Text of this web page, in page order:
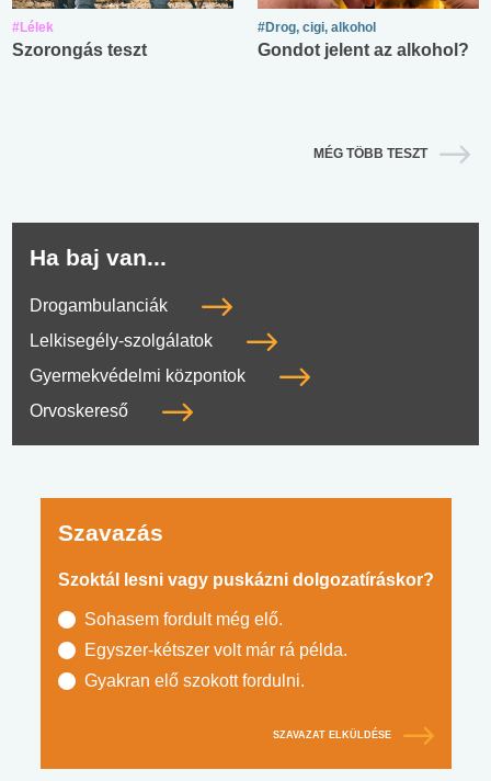
#Lélek
Szorongás teszt
#Drog, cigi, alkohol
Gondot jelent az alkohol?
MÉG TÖBB TESZT
Ha baj van...
Drogambulanciák
Lelkisegély-szolgálatok
Gyermekvédelmi központok
Orvoskereső
Szavazás
Szoktál lesni vagy puskázni dolgozatíráskor?
Sohasem fordult még elő.
Egyszer-kétszer volt már rá példa.
Gyakran elő szokott fordulni.
SZAVAZAT ELKÜLDÉSE